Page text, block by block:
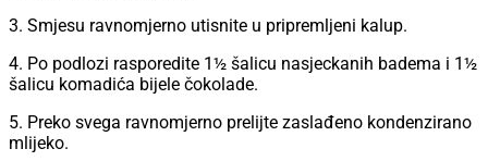
3. Smjesu ravnomjerno utisnite u pripremljeni kalup.
4. Po podlozi rasporedite 1½ šalicu nasjeckanih badema i 1½
šalicu komadića bijele čokolade.
5. Preko svega ravnomjerno prelijte zaslađeno kondenzirano
mlijeko.